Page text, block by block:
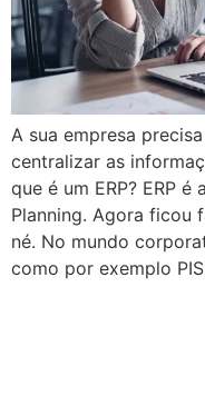
A sua empresa
centralizar as
que é um ERP? ERP
Planning. Agora ficou
né. No mundo
como por exemplo